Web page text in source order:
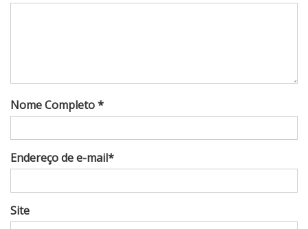
Nome Completo *
Endereço de e-mail*
Site